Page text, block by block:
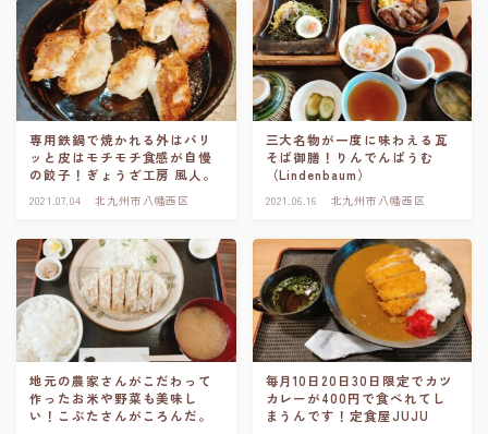
専用鉄鍋で焼かれる外はパリ
ッと皮はモチモチ食感が自慢
の餃子！ぎょうざ工房 風人。
2021.07.04 北九州市八幡西区
三大名物が一度に味わえる瓦
そば御膳！りんでんばうむ
（Lindenbaum）
2021.06.16 北九州市八幡西区
地元の農家さんがこだわって
作ったお米や野菜も美味し
い！こぶたさんがころんだ。
毎月10日20日30日限定でカツ
カレーが400円で食べれてし
まうんです！定食屋JUJU